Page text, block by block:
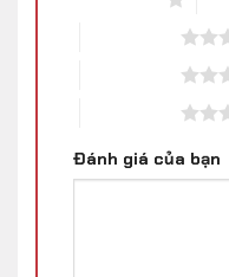
Đánh giá của bạn